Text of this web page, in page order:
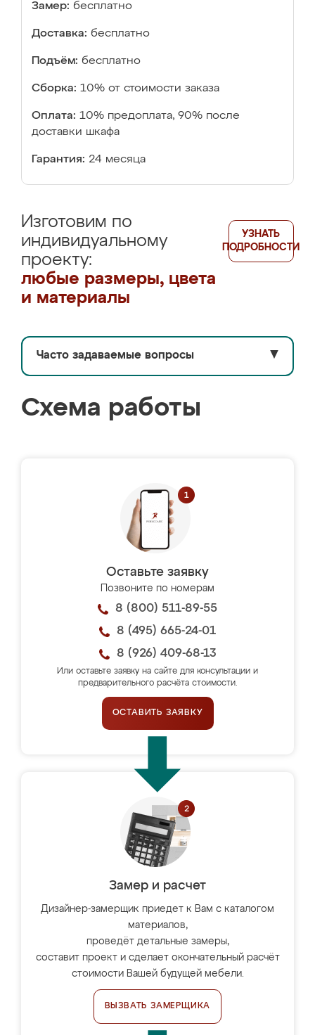
Замер: бесплатно
Доставка: бесплатно
Подъём: бесплатно
Сборка: 10% от стоимости заказа
Оплата: 10% предоплата, 90% после
доставки шкафа
Гарантия: 24 месяца
Изготовим по
индивидуальному
проекту:
любые размеры, цвета
и материалы
УЗНАТЬ
ПОДРОБНОСТИ
Часто задаваемые вопросы ▼
Схема работы
Оставьте заявку
Позвоните по номерам
8 (800) 511-89-55
8 (495) 665-24-01
8 (926) 409-68-13
Или оставьте заявку на сайте для консультации и
предварительного расчёта стоимости.
ОСТАВИТЬ ЗАЯВКУ
Замер и расчет
Дизайнер-замерщик приедет к Вам с каталогом
материалов,
проведёт детальные замеры,
составит проект и сделает окончательный расчёт
стоимости Вашей будущей мебели.
ВЫЗВАТЬ ЗАМЕРЩИКА